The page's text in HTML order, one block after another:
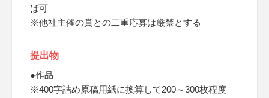
ば可
※他社主催の賞との二重応募は厳禁とする
提出物
●作品
※400字詰め原稿用紙に換算して200～300枚程度